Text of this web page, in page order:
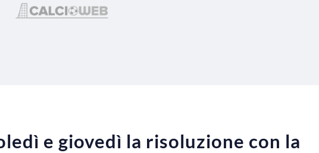
e giovedì la risoluzione con la